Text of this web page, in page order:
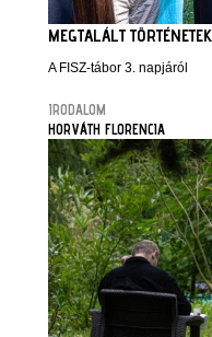
MEGTALÁLT TÖRTÉNETEK
A FISZ-tábor 3. napjáról
IRODALOM
HORVÁTH FLORENCIA